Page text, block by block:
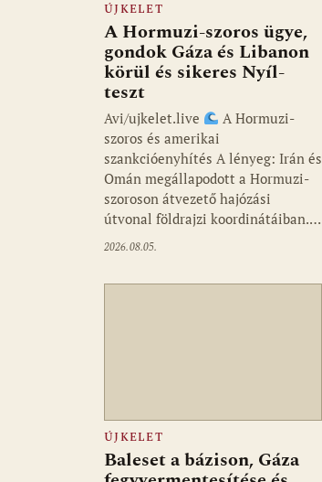
ÚJKELET
A Hormuzi-szoros ügye,
gondok Gáza és Libanon
körül és sikeres Nyíl-
teszt
Avi/ujkelet.live
A Hormuzi-
szoros és amerikai
szankcióenyhítés A lényeg: Irán és
Omán megállapodott a Hormuzi-
szoroson átvezető hajózási
útvonal földrajzi koordinátáiban.…
2026.08.05.
ÚJKELET
Baleset a bázison, Gáza